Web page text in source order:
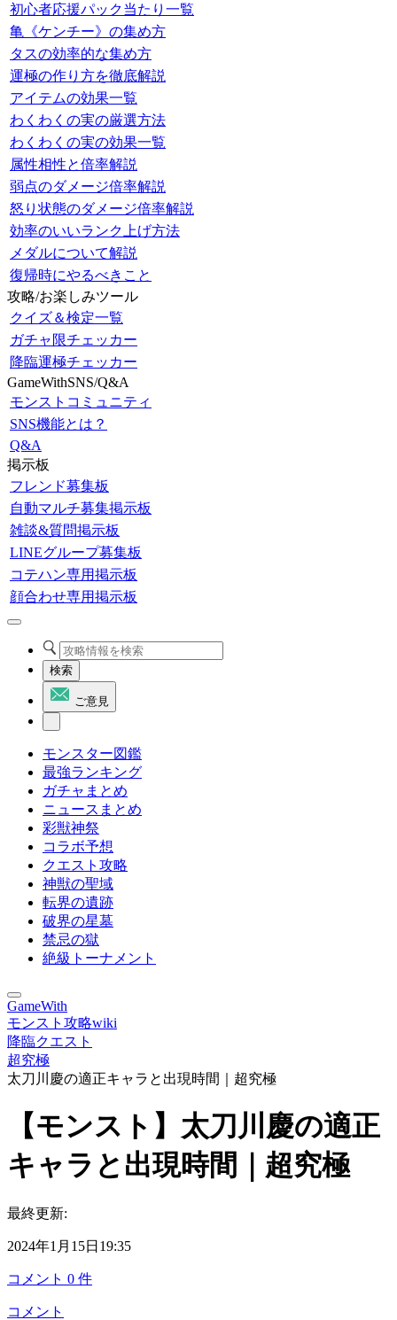
初心者応援パック当たり一覧
亀《ケンチー》の集め方
タスの効率的な集め方
運極の作り方を徹底解説
アイテムの効果一覧
わくわくの実の厳選方法
わくわくの実の効果一覧
属性相性と倍率解説
弱点のダメージ倍率解説
怒り状態のダメージ倍率解説
効率のいいランク上げ方法
メダルについて解説
復帰時にやるべきこと
攻略/お楽しみツール
クイズ＆検定一覧
ガチャ限チェッカー
降臨運極チェッカー
GameWithSNS/Q&A
モンストコミュニティ
SNS機能とは？
Q&A
掲示板
フレンド募集板
自動マルチ募集掲示板
雑談&質問掲示板
LINEグループ募集板
コテハン専用掲示板
顔合わせ専用掲示板
検索
ご意見
モンスター図鑑
最強ランキング
ガチャまとめ
ニュースまとめ
彩獣神祭
コラボ予想
クエスト攻略
神獣の聖域
転界の遺跡
破界の星墓
禁忌の獄
絶級トーナメント
GameWith
モンスト攻略wiki
降臨クエスト
超究極
太刀川慶の適正キャラと出現時間｜超究極
【モンスト】太刀川慶の適正
キャラと出現時間｜超究極
最終更新:
2024年1月15日19:35
コメント 0 件
コメント